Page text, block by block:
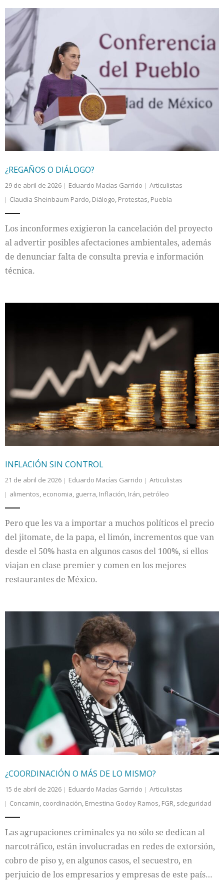
¿REGAÑOS O DIÁLOGO?
29 de abril de 2026 Eduardo Macías Garrido
Articulistas
Claudia Sheinbaum Pardo, Diálogo, Protestas, Puebla
Los inconformes exigieron la cancelación del proyecto
al advertir posibles afectaciones ambientales, además
de denunciar falta de consulta previa e información
técnica.
INFLACIÓN SIN CONTROL
21 de abril de 2026 Eduardo Macías Garrido
Articulistas
alimentos, economia, guerra, Inflación, Irán, petróleo
Pero que les va a importar a muchos políticos el precio
del jitomate, de la papa, el limón, incrementos que van
desde el 50% hasta en algunos casos del 100%, si ellos
viajan en clase premier y comen en los mejores
restaurantes de México.
¿COORDINACIÓN O MÁS DE LO MISMO?
15 de abril de 2026 Eduardo Macías Garrido
Articulistas
Concamin, coordinación, Ernestina Godoy Ramos, FGR, sdeguridad
Las agrupaciones criminales ya no sólo se dedican al
narcotráfico, están involucradas en redes de extorsión,
cobro de piso y, en algunos casos, el secuestro, en
perjuicio de los empresarios y empresas de este país…